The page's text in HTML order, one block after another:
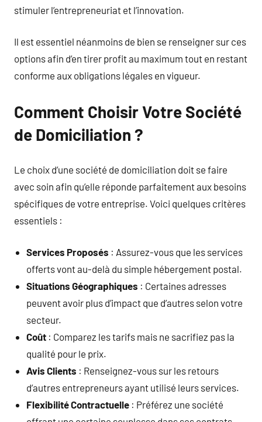
stimuler l’entrepreneuriat et l’innovation.
Il est essentiel néanmoins de bien se renseigner sur ces
options afin d’en tirer profit au maximum tout en restant
conforme aux obligations légales en vigueur.
Comment Choisir Votre Société
de Domiciliation ?
Le choix d’une société de domiciliation doit se faire
avec soin afin qu’elle réponde parfaitement aux besoins
spécifiques de votre entreprise. Voici quelques critères
essentiels :
Services Proposés : Assurez-vous que les services
offerts vont au-delà du simple hébergement postal.
Situations Géographiques : Certaines adresses
peuvent avoir plus d’impact que d’autres selon votre
secteur.
Coût : Comparez les tarifs mais ne sacrifiez pas la
qualité pour le prix.
Avis Clients : Renseignez-vous sur les retours
d’autres entrepreneurs ayant utilisé leurs services.
Flexibilité Contractuelle : Préférez une société